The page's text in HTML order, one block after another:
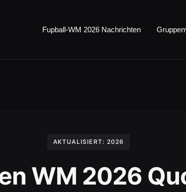
Fupball-WM 2026 Nachrichten Gruppen
AKTUALISIERT: 2026
WM 2026